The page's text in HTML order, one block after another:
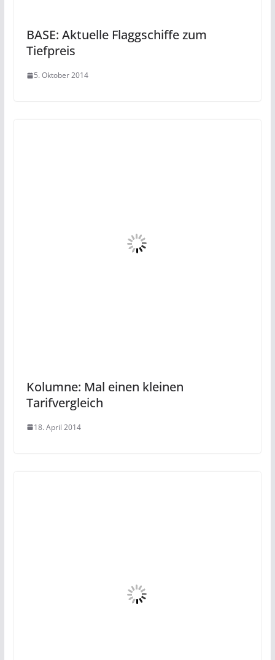
BASE: Aktuelle Flaggschiffe zum
Tiefpreis
5. Oktober 2014
Kolumne: Mal einen kleinen
Tarifvergleich
18. April 2014